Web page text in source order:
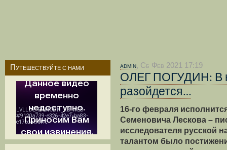
admin, Сб Фев 2021 17:19
ОЛЕГ ПОГУДИН: В
разойдется…
16-го февраля
Семеновича Лескова –
исследователя русской
талантом было
Путешествуйте с нами